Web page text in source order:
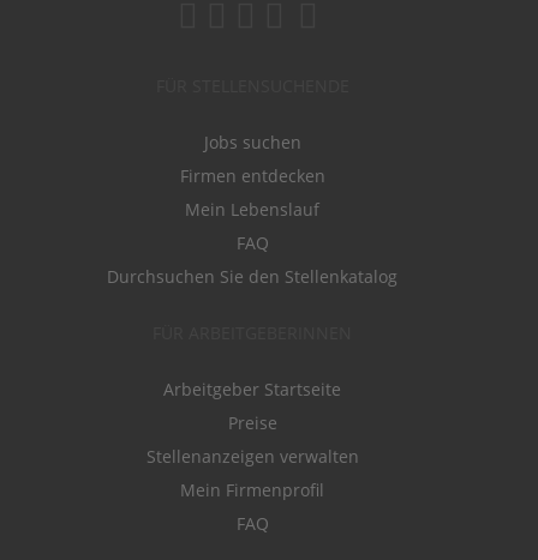
Jobs suchen
Firmen entdecken
Mein Lebenslauf
FAQ
Durchsuchen Sie den Stellenkatalog
Arbeitgeber Startseite
Preise
Stellenanzeigen verwalten
Mein Firmenprofil
FAQ